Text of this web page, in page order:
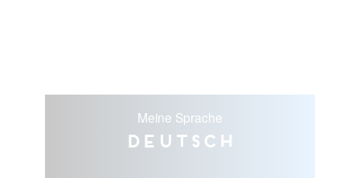
Meine Sprache
Deutsch